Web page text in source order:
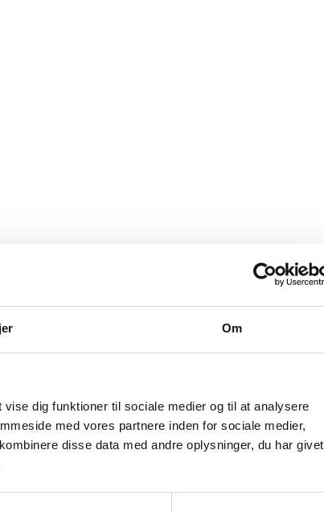
Om
dig funktioner til sociale medier og til at analysere
med vores partnere inden for sociale medier,
disse data med andre oplysninger, du har givet